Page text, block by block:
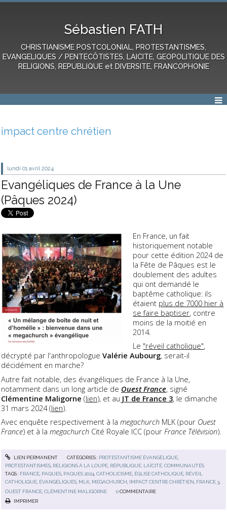
Sébastien FATH
CHRISTIANISME POSTCOLONIAL, PROTESTANTISMES,
EVANGELIQUES / PENTECÔTISTES, LAICITE, GEOPOLITIQUE DES
RELIGIONS, REPUBLIQUE et DIVERSITE, FRANCOPHONIE
impact centre chrétien
lundi 01 avril 2024
Evangéliques de France à la Une
(Pâques 2024)
En France, un fait
historiquement notable
pour cette édition 2024 de
la Fête de Pâques est le
doublement des adultes
qui ont demandé le
baptême catholique: ils
étaient plus de 7000 hier à
se faire baptiser, contre
moins de la moitié en
2014.
Le "réveil catholique",
décrypté par l'anthropologue Valérie Aubourg, serait-il
décidément en marche?
Autre fait notable, des évangéliques de France à la Une,
notamment dans un long article de Ouest France, signé
Clémentine Maligorne (lien), et au JT de France 3, le dimanche
31 mars 2024 (lien).
Avec enquête respectivement à la megachurch MLK (pour Ouest
France) et à la megachurch Cité Royale ICC (pour France Télévision).
LIEN PERMANENT CATÉGORIES : PROTESTANTISME ÉVANGÉLIQUE,
PROTESTANTISMES RELIGIONS À LA LOUPE RÉPUBLIQUE, LAÏCITÉ, COMMUNAUTÉS
TAGS : FRANCE PAQUES PAQUES 2024 ,CATHOLICISME ÉGLISE CATHOLIQUE RÉVEIL
CATHOLIQUE ÉVANGÉLIQUES MLK MEGACHURCH IMPACT CENTRE CHRÉTIEN FRANCE 3
OUEST FRANCE ,CLÉMENTINE MALIGORNE 0 COMMENTAIRE
IMPRIMER